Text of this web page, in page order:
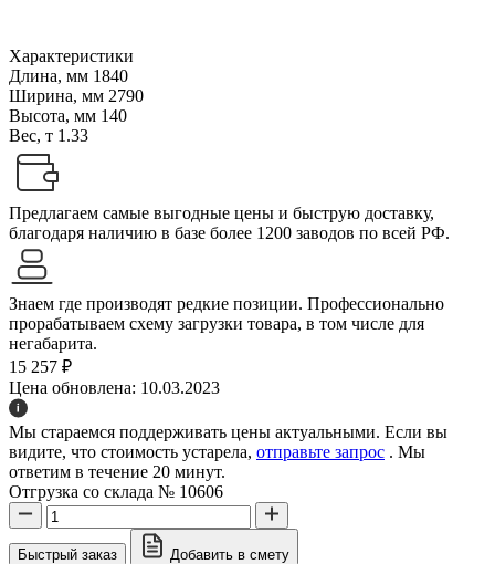
Характеристики
Длина, мм 1840
Ширина, мм 2790
Высота, мм 140
Вес, т 1.33
Предлагаем самые выгодные цены и быструю доставку,
благодаря наличию в базе более 1200 заводов по всей РФ.
Знаем где производят редкие позиции. Профессионально
прорабатываем схему загрузки товара, в том числе для
негабарита.
15 257 ₽
Цена обновлена: 10.03.2023
Мы стараемся поддерживать цены актуальными. Если вы
видите, что стоимость устарела, отправьте запрос . Мы
ответим в течение 20 минут.
Отгрузка со склада № 10606
Быстрый заказ Добавить в смету